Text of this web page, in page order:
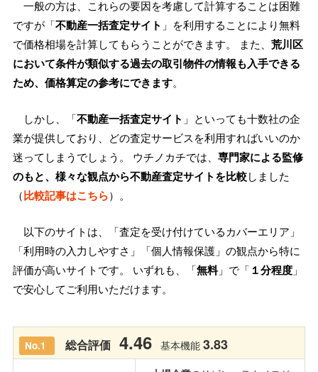
一般の方は、これらの要因を考慮して計算することは困難
ですが「不動産一括査定サイト 」を利用することにより無料
で価格相場を計算してもらうことができます。 また、 荒川区
において条件が類似する過去の取引物件の情報も入手できる
ため、価格算定の参考にできます。
しかし、「不動産一括査定サイト 」といっても十数社の企
業が提供しており、どの査定サービスを利用すればいいのか
迷ってしまうでしょう。 ウチノカチでは、 専門家による監修
のもと、様々な観点から不動産査定サイトを比較しました
（比較記事はこちら）。
以下のサイトは、「査定を受け付けているカバーエリア」
「利用時の入力しやすさ」「個人情報保護」の観点から特に
評価が高いサイトです。 いずれも、「無料」で「 １分程度 」
で安心してご利用いただけます。